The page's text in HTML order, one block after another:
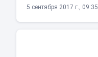
5 сентября 2017 г., 09:35